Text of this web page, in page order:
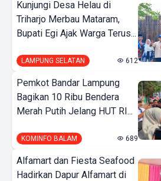
Kunjungi Desa Helau di
Triharjo Merbau Mataram,
Bupati Egi Ajak Warga Terus...
LAMPUNG SELATAN 612
Pemkot Bandar Lampung
Bagikan 10 Ribu Bendera
Merah Putih Jelang HUT RI...
KOMINFO BALAM 689
Alfamart dan Fiesta Seafood
Hadirkan Dapur Alfamart di